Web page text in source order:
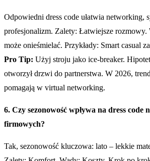
Odpowiedni dress code ułatwia networking,
profesjonalizm. Zalety: Łatwiejsze
może onieśmielać. Przykłady: Smart casual
Pro Tip: Użyj stroju jako ice-breaker.
otworzył drzwi do partnerstwa. W 2026,
pomagają w virtual networking.
6. Czy sezonowość wpływa na dress code
firmowych?
Tak, sezonowość kluczowa: lato – lekkie